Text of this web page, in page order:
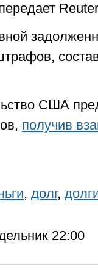
США
получив
, долг,
22:00